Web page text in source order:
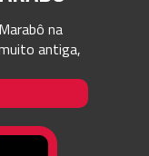
na
antiga,